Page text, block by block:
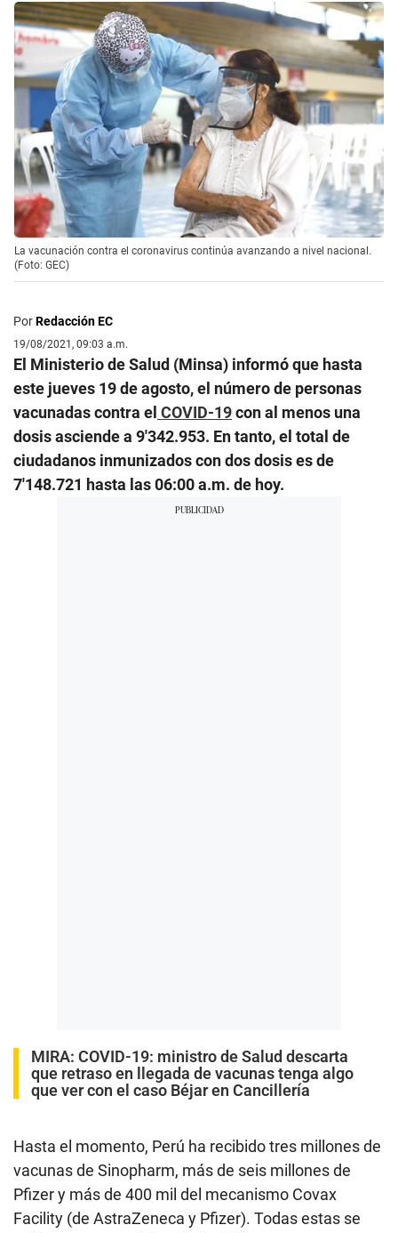
La vacunación contra el coronavirus continúa avanzando a nivel nacional.
(Foto: GEC)
PorRedacción EC
19/08/2021, 09:03 a.m.
El Ministerio de Salud (Minsa) informó que hasta
este jueves 19 de agosto, el número de personas
vacunadas contra el COVID-19con al menos una
dosis asciende a 9′342.953. En tanto, el total de
ciudadanos inmunizados con dos dosis es de
7′148.721 hasta las 06:00 a.m. de hoy.
MIRA: COVID-19: ministro de Salud descarta
que retraso en llegada de vacunas tenga algo
que ver con el caso Béjar en Cancillería
Hasta el momento, Perú ha recibido tres millones de
vacunas de Sinopharm, más de seis millones de
Pfizer y más de 400 mil del mecanismo Covax
Facility (de AstraZeneca y Pfizer). Todas estas se